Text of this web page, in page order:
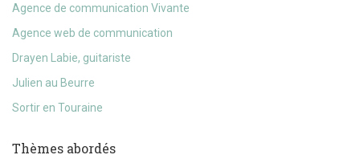
Agence de communication Vivante
Agence web de communication
Drayen Labie, guitariste
Julien au Beurre
Sortir en Touraine
Thèmes abordés